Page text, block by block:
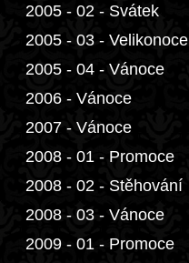
2005 - 02 - Svátek
2005 - 03 - Velikonoce
2005 - 04 - Vánoce
2006 - Vánoce
2007 - Vánoce
2008 - 01 - Promoce
2008 - 02 - Stěhování
2008 - 03 - Vánoce
2009 - 01 - Promoce